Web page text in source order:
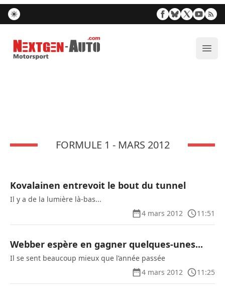
Nextgen-Auto.com
FORMULE 1 - MARS 2012
Kovalainen entrevoit le bout du tunnel
Il y a de la lumière là-bas...
4 mars 2012
11:51
Webber espère en gagner quelques-unes...
Il se sent beaucoup mieux que l’année passée
4 mars 2012
11:25